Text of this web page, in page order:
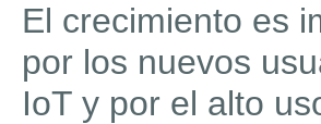
El crecimiento es
por los nuevos
IoT y por el alto